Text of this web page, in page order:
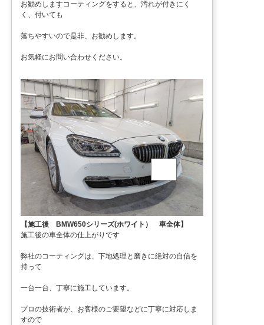
お勧めしますコーティングをすると、汚れが付きにく
く、付いても
落ちやすいので是非、お勧めします。
お気軽にお問い合わせください。
【施工後 BMW650シリーズ(ホワイト） 車全体】
施工後の車全体の仕上がりです
弊社のコーティングは、下地処理と磨きに絶対の自信を
持って
一台一台、丁寧に施工しています。
プロの技術者が、お客様のご要望などに丁寧に対応しま
すので